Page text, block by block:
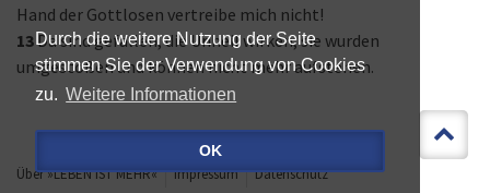
Durch die weitere Nutzung der Seite
stimmen Sie der Verwendung von Cookies
zu. Weitere Informationen
OK
Hand der Gottlosen vertreibe mich nicht!
13Da sind gefallen, die Unheil wirken; sie wurden
umgestoßen und können nicht mehr aufstehen.
Über »LEBEN IST MEHR« Impressum
Datenschutz